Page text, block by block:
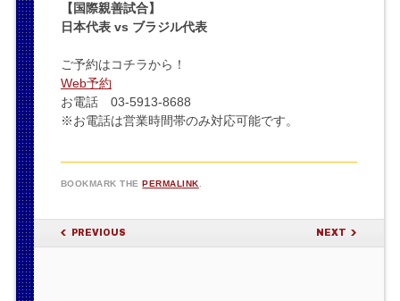
【国際親善試合】
日本代表 vs ブラジル代表
ご予約はコチラから！
Web予約
お電話 03-5913-8688
※お電話は営業時間帯のみ対応可能です。
BOOKMARK THEPERMALINK
POST NAVIGATION
PREVIOUS NEXT